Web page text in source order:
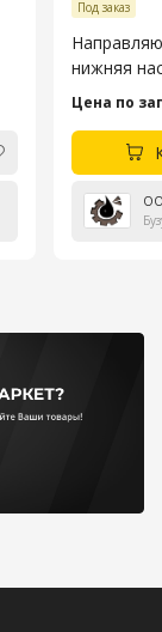
Под заказ
нижняя
Цена по